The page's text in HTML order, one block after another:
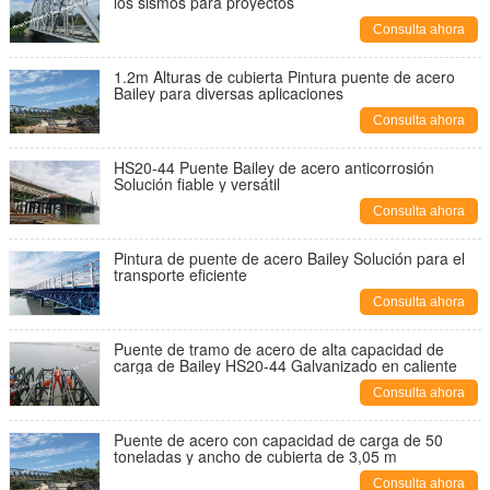
Consulta ahora
1.2m Alturas de cubierta Pintura puente de acero
Bailey para diversas aplicaciones
Consulta ahora
HS20-44 Puente Bailey de acero anticorrosión
Solución fiable y versátil
Consulta ahora
Pintura de puente de acero Bailey Solución para el
transporte eficiente
Consulta ahora
Puente de tramo de acero de alta capacidad de
carga de Bailey HS20-44 Galvanizado en caliente
Consulta ahora
Puente de acero con capacidad de carga de 50
toneladas y ancho de cubierta de 3,05 m
Consulta ahora